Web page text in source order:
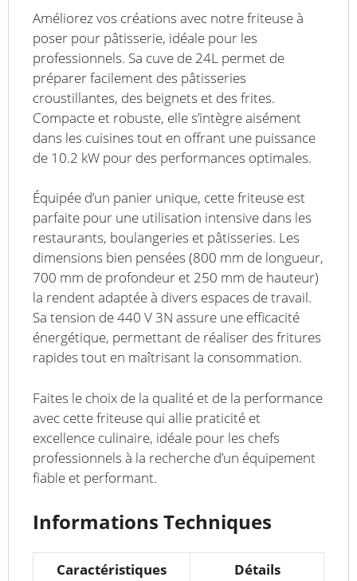
Améliorez vos créations avec notre friteuse à
poser pour pâtisserie, idéale pour les
professionnels. Sa cuve de 24L permet de
préparer facilement des pâtisseries
croustillantes, des beignets et des frites.
Compacte et robuste, elle s’intègre aisément
dans les cuisines tout en offrant une puissance
de 10.2 kW pour des performances optimales.
Équipée d’un panier unique, cette friteuse est
parfaite pour une utilisation intensive dans les
restaurants, boulangeries et pâtisseries. Les
dimensions bien pensées (800 mm de longueur,
700 mm de profondeur et 250 mm de hauteur)
la rendent adaptée à divers espaces de travail.
Sa tension de 440 V 3N assure une efficacité
énergétique, permettant de réaliser des fritures
rapides tout en maîtrisant la consommation.
Faites le choix de la qualité et de la performance
avec cette friteuse qui allie praticité et
excellence culinaire, idéale pour les chefs
professionnels à la recherche d’un équipement
fiable et performant.
Informations Techniques
Caractéristiques
Détails